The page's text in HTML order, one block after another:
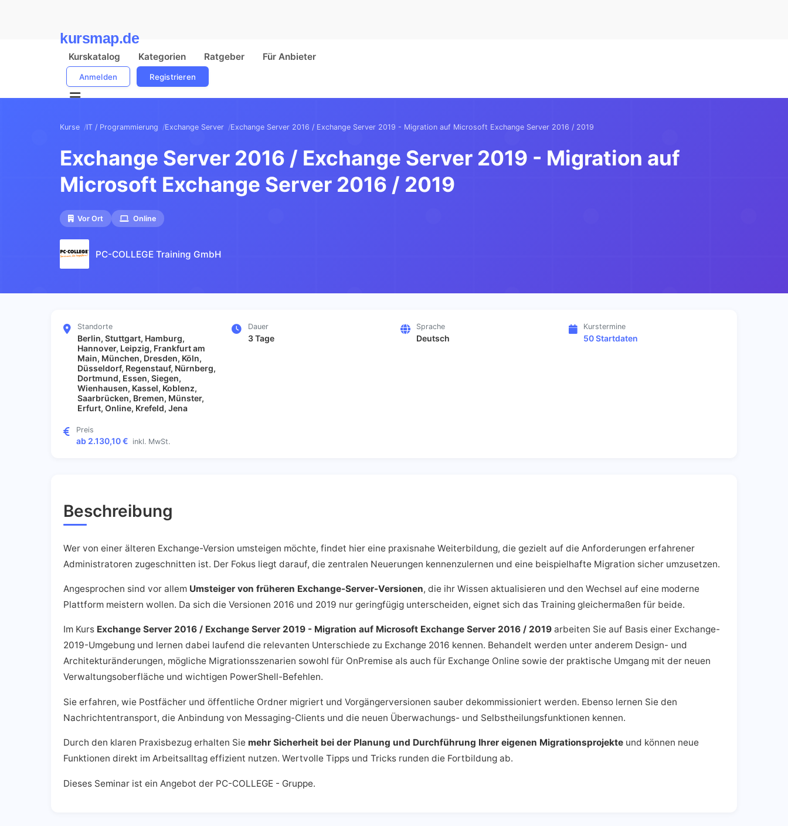
kursmap.de
Kurskatalog Kategorien Ratgeber Für Anbieter
Anmelden Registrieren
Kurse IT / Programmierung Exchange Server Exchange Server 2016 / Exchange Server 2019 - Migration auf Microsoft Exchange Server 2016 / 2019
Exchange Server 2016 / Exchange Server 2019 - Migration auf
Microsoft Exchange Server 2016 / 2019
Vor Ort Online
PC-COLLEGE Training GmbH
Standorte
Berlin, Stuttgart, Hamburg,
Hannover, Leipzig, Frankfurt am
Main, München, Dresden, Köln,
Düsseldorf, Regenstauf, Nürnberg,
Dortmund, Essen, Siegen,
Wienhausen, Kassel, Koblenz,
Saarbrücken, Bremen, Münster,
Erfurt, Online, Krefeld, Jena
Dauer
3 Tage
Sprache
Deutsch
Kurstermine
50 Startdaten
Preis
ab 2.130,10 € inkl. MwSt.
Beschreibung
Wer von einer älteren Exchange-Version umsteigen möchte, findet hier eine praxisnahe Weiterbildung, die gezielt auf die Anforderungen erfahrener
Administratoren zugeschnitten ist. Der Fokus liegt darauf, die zentralen Neuerungen kennenzulernen und eine beispielhafte Migration sicher umzusetzen.
Angesprochen sind vor allem Umsteiger von früheren Exchange-Server-Versionen, die ihr Wissen aktualisieren und den Wechsel auf eine moderne
Plattform meistern wollen. Da sich die Versionen 2016 und 2019 nur geringfügig unterscheiden, eignet sich das Training gleichermaßen für beide.
Im Kurs Exchange Server 2016 / Exchange Server 2019 - Migration auf Microsoft Exchange Server 2016 / 2019 arbeiten Sie auf Basis einer Exchange-
2019-Umgebung und lernen dabei laufend die relevanten Unterschiede zu Exchange 2016 kennen. Behandelt werden unter anderem Design- und
Architekturänderungen, mögliche Migrationsszenarien sowohl für OnPremise als auch für Exchange Online sowie der praktische Umgang mit der neuen
Verwaltungsoberfläche und wichtigen PowerShell-Befehlen.
Sie erfahren, wie Postfächer und öffentliche Ordner migriert und Vorgängerversionen sauber dekommissioniert werden. Ebenso lernen Sie den
Nachrichtentransport, die Anbindung von Messaging-Clients und die neuen Überwachungs- und Selbstheilungsfunktionen kennen.
Durch den klaren Praxisbezug erhalten Sie mehr Sicherheit bei der Planung und Durchführung Ihrer eigenen Migrationsprojekte und können neue
Funktionen direkt im Arbeitsalltag effizient nutzen. Wertvolle Tipps und Tricks runden die Fortbildung ab.
Dieses Seminar ist ein Angebot der PC-COLLEGE - Gruppe.